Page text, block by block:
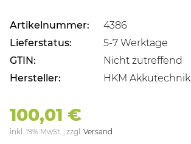
Artikelnummer:
4386
Lieferstatus:
5-7 Werktage
GTIN:
Nicht zutreffend
Hersteller:
HKM Akkutechnik
100,01 €
inkl. 19% MwSt. , zzgl. Versand